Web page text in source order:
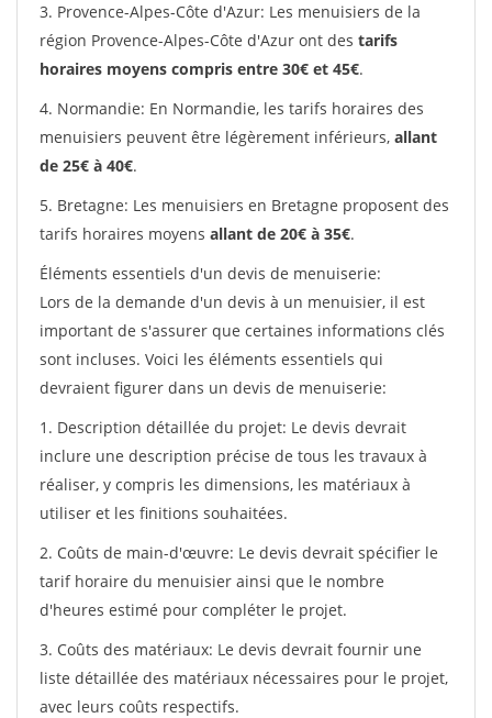
3. Provence-Alpes-Côte d'Azur: Les menuisiers de la
région Provence-Alpes-Côte d'Azur ont des tarifs
horaires moyens compris entre 30€ et 45€.
4. Normandie: En Normandie, les tarifs horaires des
menuisiers peuvent être légèrement inférieurs, allant
de 25€ à 40€.
5. Bretagne: Les menuisiers en Bretagne proposent des
tarifs horaires moyens allant de 20€ à 35€.
Éléments essentiels d'un devis de menuiserie:
Lors de la demande d'un devis à un menuisier, il est
important de s'assurer que certaines informations clés
sont incluses. Voici les éléments essentiels qui
devraient figurer dans un devis de menuiserie:
1. Description détaillée du projet: Le devis devrait
inclure une description précise de tous les travaux à
réaliser, y compris les dimensions, les matériaux à
utiliser et les finitions souhaitées.
2. Coûts de main-d'œuvre: Le devis devrait spécifier le
tarif horaire du menuisier ainsi que le nombre
d'heures estimé pour compléter le projet.
3. Coûts des matériaux: Le devis devrait fournir une
liste détaillée des matériaux nécessaires pour le projet,
avec leurs coûts respectifs.